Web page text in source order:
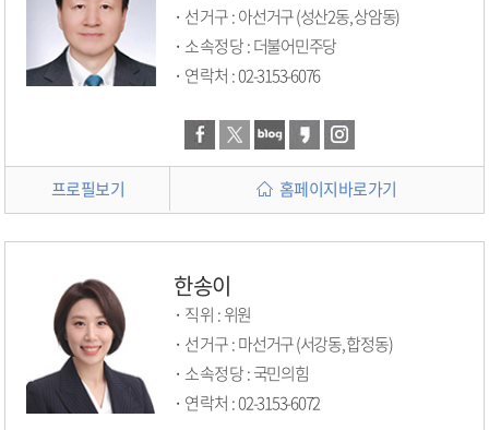
선거구 :
아선거구 (성산2동, 상암동)
소속정당 :더불어민주당
연락처 :02-3153-6076
프로필보기 홈페이지바로가기
한송이
직위 :위원
선거구 :
마선거구 (서강동, 합정동)
소속정당 :국민의힘
연락처 :02-3153-6072